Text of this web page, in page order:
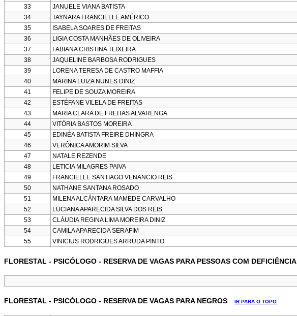
33
JANUELE VIANA BATISTA
34
TAYNARA FRANCIELLE AMÉRICO
35
ISABELA SOARES DE FREITAS
36
LIGIA COSTA MANHÃES DE OLIVEIRA
37
FABIANA CRISTINA TEIXEIRA
38
JAQUELINE BARBOSA RODRIGUES
39
LORENA TERESA DE CASTRO MAFFIA
40
MARINA LUIZA NUNES DINIZ
41
FELIPE DE SOUZA MOREIRA
42
ESTÉFANE VILELA DE FREITAS
43
MARIA CLARA DE FREITAS ALVARENGA
44
VITÓRIA BASTOS MOREIRA
45
EDINÉA BATISTA FREIRE DHINGRA
46
VERÔNICA AMORIM SILVA
47
NATALE REZENDE
48
LETICIA MILAGRES PAIVA
49
FRANCIELLE SANTIAGO VENANCIO REIS
50
NATHANE SANTANA ROSADO
51
MILENA ALCÂNTARA MAMEDE CARVALHO
52
LUCIANA APARECIDA SILVA DOS REIS
53
CLÁUDIA REGINA LIMA MOREIRA DINIZ
54
CAMILA APARECIDA SERAFIM
55
VINICIUS RODRIGUES ARRUDA PINTO
FLORESTAL - PSICÓLOGO - RESERVA DE VAGAS PARA PESSOAS COM DEFICIÊNCIA
FLORESTAL - PSICÓLOGO - RESERVA DE VAGAS PARA NEGROS IR PARA O TOPO